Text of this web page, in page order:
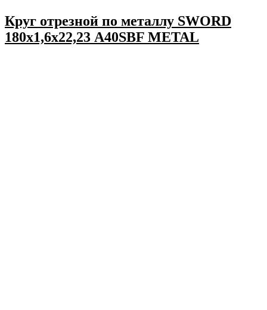
Круг отрезной по металлу SWORD
180х1,6х22,23 A40SBF METAL